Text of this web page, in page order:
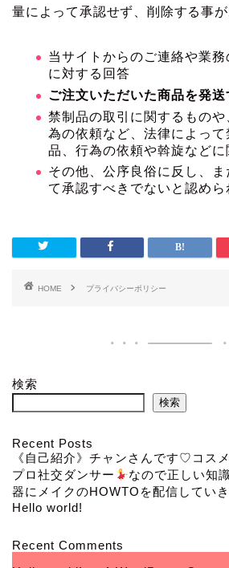
量によって承認せず、削除する事が
当サイトからのご連絡や業
に対する回答
ご注文いただいた商品を発送
禁制品の取引に関するもの
為の依頼など、法律によっ
品、行為の依頼や斡旋などに
その他、公序良俗に反し、
て承認すべきでないと認めら
HOME プライバシーポリシー
検索
検索
Recent Posts
《自己紹介》チャンさんです♡コス
プロ社交ダンサー
なので正しい知
器にメイクのHOWTOを配信していき
Hello world!
Recent Comments